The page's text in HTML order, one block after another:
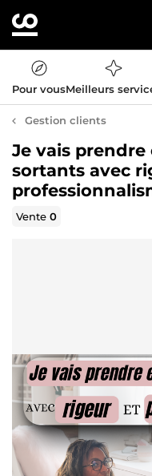
Pour vousMeilleurs
Gestion clients
Je vais prendre
sortants avec
Vente0